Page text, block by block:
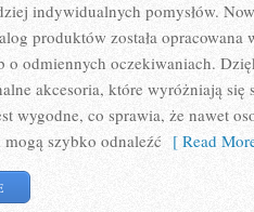
indywidualnych pomysłów.
produktów została
o odmiennych oczekiwaniach.
akcesoria, które wyróżniają
wygodne, co sprawia, że nawet
szybko odnaleźć [ Read